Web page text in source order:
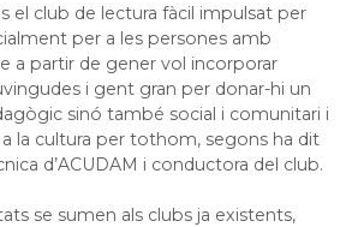
el club de lectura fàcil impulsat per
per a les persones amb
a partir de gener vol incorporar
i gent gran per donar-hi un
sinó també social i comunitari i
a la cultura per tothom, segons ha dit
d’ACUDAM i conductora del club.
se sumen als clubs ja existents,